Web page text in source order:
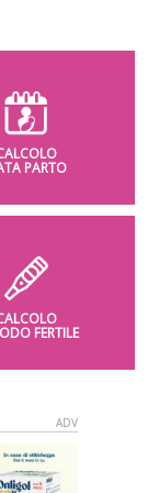
PARTO
FERTILE